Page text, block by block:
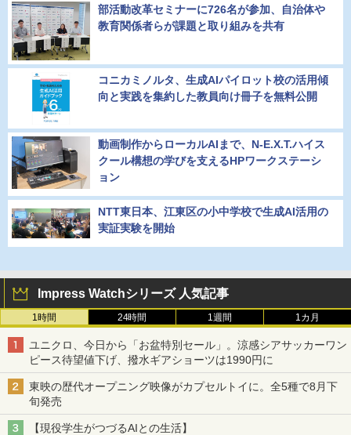
部活動改革セミナーに726名が参加、自治体や
教育関係者らが課題と取り組みを共有
コニカミノルタ、生成AIパイロット校の活用傾
向と実践を集約した教員向け冊子を無料公開
動画制作からローカルAIまで、N-E.X.T.ハイス
クール構想の学びを支えるHPワークステーシ
ョン
NTT東日本、江東区の小中学校で生成AI活用の
実証実験を開始
Impress Watchシリーズ 人気記事
1時間 24時間 1週間 1カ月
ユニクロ、今日から「お盆特別セール」。涼感シアサッカーワン
ピース待望値下げ、撥水ギアショーツは1990円に
東映の歴代オープニング映像がカプセルトイに。全5種で8月下
旬発売
【現役学生がつづるAIとの生活】